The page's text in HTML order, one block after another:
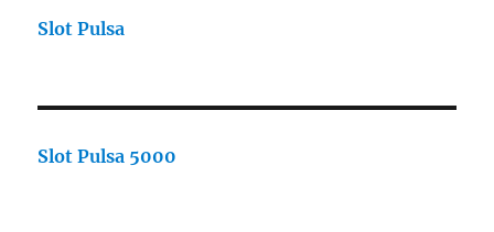
Slot Pulsa
Slot Pulsa 5000